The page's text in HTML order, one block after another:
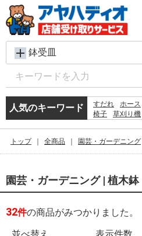
鉢受皿
人気のキーワード すだれ ホース
椅子
草刈り機
カーテン
プ
トップ 全商品 園芸・ガーデニング
園芸・ガーデニング | 植木
32件の商品がみつかりました。